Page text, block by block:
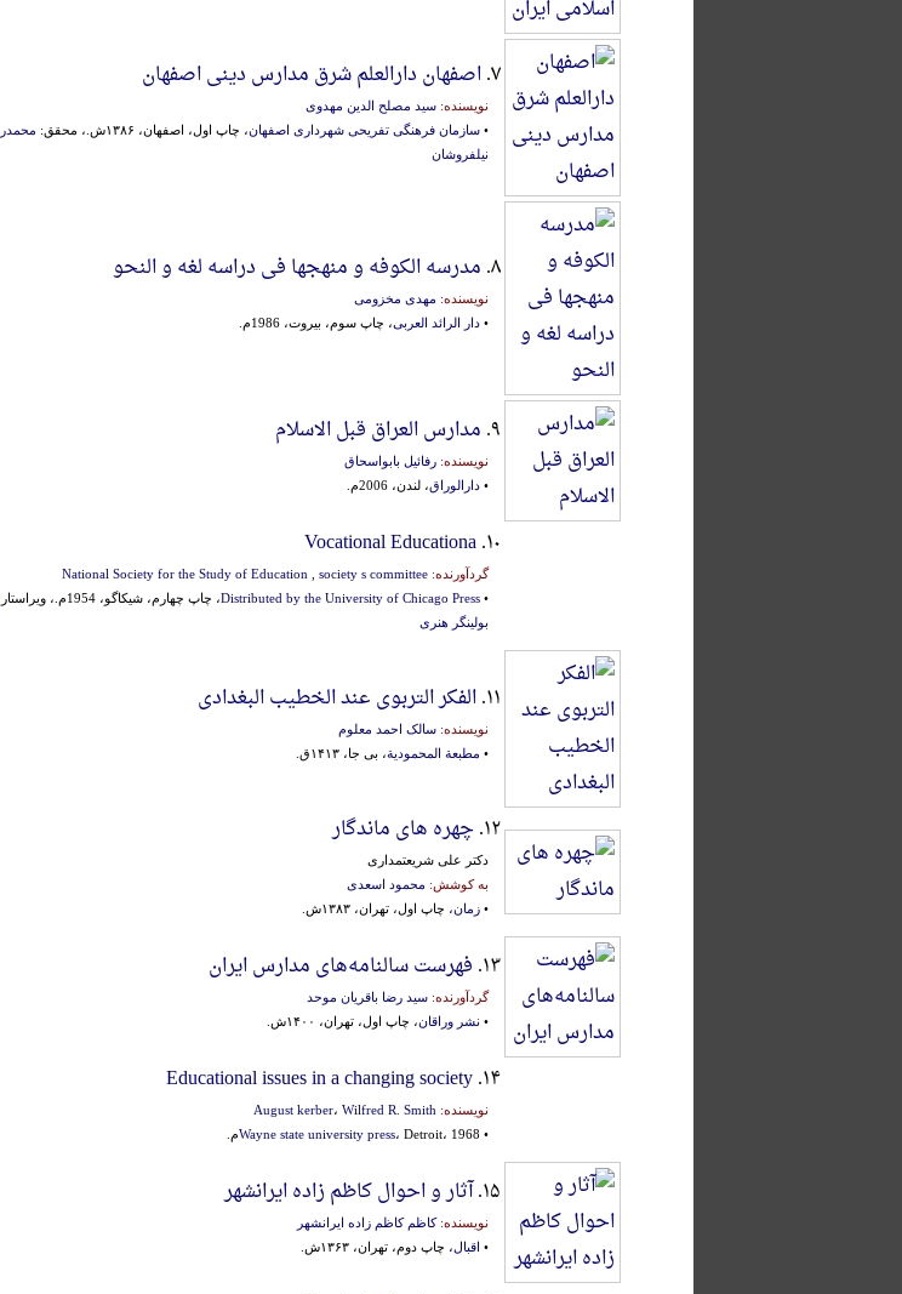
۷. اصفهان دارالعلم شرق مدارس دینی اصفهان
نویسنده: سید مصلح الدین مهدوی
• سازمان فرهنگی‌ تفریحی شهرداری اصفهان، چاپ اول، اصفهان، ۱۳۸۶ش.، محقق:
نیلفروشان
۸. مدرسه الکوفه و منهجها فی دراسه لغه و النحو
نویسنده: مهدی مخزومی
• دار الرائد العربی، چاپ سوم، بیروت، 1986م.
۹. مدارس العراق قبل الاسلام
نویسنده: رفائیل بابواسحاق
• دارالوراق، لندن، 2006م.
۱۰. Vocational Educationa
گردآورنده: National Society for the Study of Education , society s committee
•
Distributed by the University of Chicago Press، چاپ چهارم، شیکاگو، 1954م.، ویراستار:
بولینگر هنری
۱۱. الفکر التربوی عند الخطیب البغدادی
نویسنده: سالک احمد معلوم
• مطبعة المحمودیة، بی جا، ۱۴۱۳ق.
۱۲. چهره های ماندگار
دکتر علی شریعتمداری
به کوشش: محمود اسعدی
• زمان، چاپ اول، تهران، ۱۳۸۳ش.
۱۳. فهرست سالنامه‌های مدارس ایران
گردآورنده: سید رضا باقریان موحد
• نشر وراقان، چاپ اول، تهران، ۱۴۰۰ش.
۱۴. Educational issues in a changing society
نویسنده: August kerber، Wilfred R. Smith
•
Wayne state university press، Detroit، 1968م.
۱۵. آثار و احوال کاظم زاده ایرانشهر
نویسنده:کاظم کاظم زاده ایرانشهر
• اقبال، چاپ دوم، تهران، ۱۳۶۳ش.